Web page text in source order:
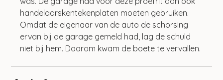
handelaarskentekenplaten moeten gebruiken.
Omdat de eigenaar van de auto de schorsing
ervan bij de garage gemeld had, lag de schuld
niet bij hem. Daarom kwam de boete te vervallen.